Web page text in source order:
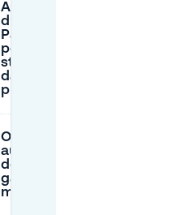
Ai-je besoin
d’une
Parkscheibe
pour le
stationnement
dans la rue à
proximité ?
Où les
autocars/bus
doivent-ils se
garer près du
mémorial ?